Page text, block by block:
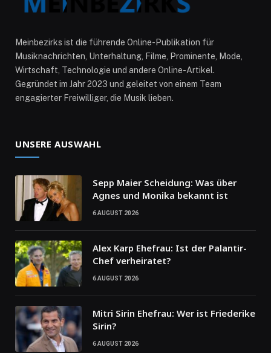
Meinbezirks ist die führende Online-Publikation für
Musiknachrichten, Unterhaltung, Filme, Prominente, Mode,
Wirtschaft, Technologie und andere Online-Artikel.
Gegründet im Jahr 2023 und geleitet von einem Team
engagierter Freiwilliger, die Musik lieben.
UNSERE AUSWAHL
Sepp Maier Scheidung: Was über
Agnes und Monika bekannt ist
6 AUGUST 2026
Alex Karp Ehefrau: Ist der Palantir-
Chef verheiratet?
6 AUGUST 2026
Mitri Sirin Ehefrau: Wer ist Friederike
Sirin?
6 AUGUST 2026